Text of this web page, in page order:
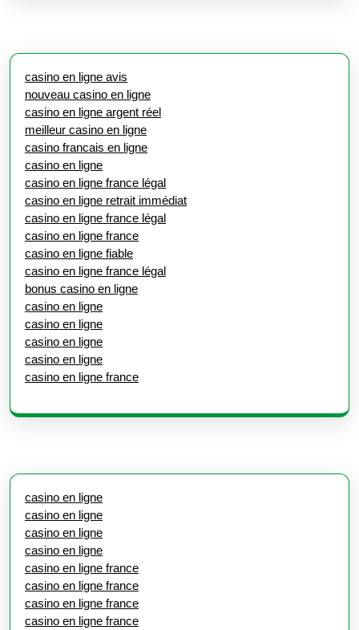
casino en ligne avis
nouveau casino en ligne
casino en ligne argent réel
meilleur casino en ligne
casino francais en ligne
casino en ligne
casino en ligne france légal
casino en ligne retrait immédiat
casino en ligne france légal
casino en ligne france
casino en ligne fiable
casino en ligne france légal
bonus casino en ligne
casino en ligne
casino en ligne
casino en ligne
casino en ligne
casino en ligne france
casino en ligne
casino en ligne
casino en ligne
casino en ligne
casino en ligne france
casino en ligne france
casino en ligne france
casino en ligne france